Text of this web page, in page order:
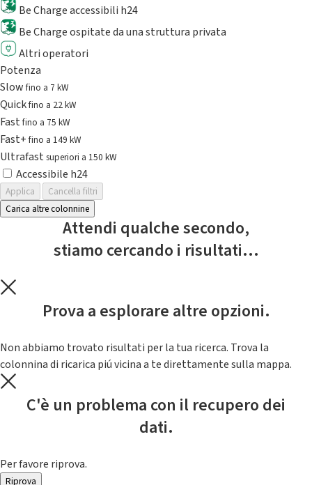
Be Charge accessibili h24
Be Charge ospitate da una struttura privata
Altri operatori
Potenza
Slowfino a 7 kW
Quickfino a 22 kW
Fastfino a 75 kW
Fast+fino a 149 kW
Ultrafast superiori a 150 kW
Accessibile h24
Applica
Cancella filtri
Carica altre colonnine
Attendi qualche secondo,
stiamo cercando i risultati...
Prova a esplorare altre opzioni.
Non abbiamo trovato risultati per la tua ricerca. Trova la
colonnina di ricarica piú vicina a te direttamente sulla mappa.
C'è un problema con il recupero dei
dati.
Per favore riprova.
Riprova